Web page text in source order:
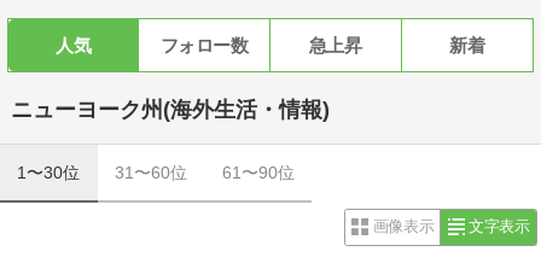
人気 フォロー数 急上昇 新着
ニューヨーク州(海外生活・情報)
1〜30位 31〜60位 61〜90位
画像表示 文字表示